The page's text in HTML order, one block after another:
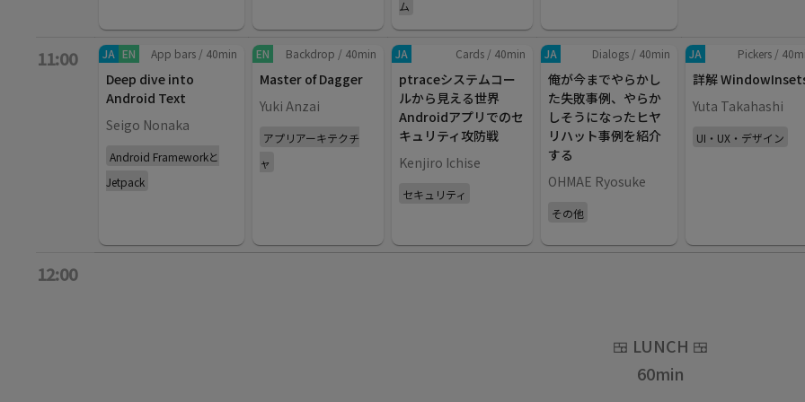
ム
11:00 JA EN App bars / 40min
Deep dive into
Android Text
Seigo Nonaka
Android Frameworkと
Jetpack
EN Backdrop / 40min
Master of Dagger
Yuki Anzai
アプリアーキテクチ
ャ
JA Cards / 40min
ptraceシステムコー
ルから見える世界
Androidアプリでのセ
キュリティ攻防戦
Kenjiro Ichise
セキュリティ
JA Dialogs / 40min
俺が今までやらかし
た失敗事例、やらか
しそうになったヒヤ
リハット事例を紹介
する
OHMAE Ryosuke
その他
JA Pickers / 40
詳解
Yuta Takahashi
UI・UX・デザイン
12:00
🍱 LUNCH 🍱
60min